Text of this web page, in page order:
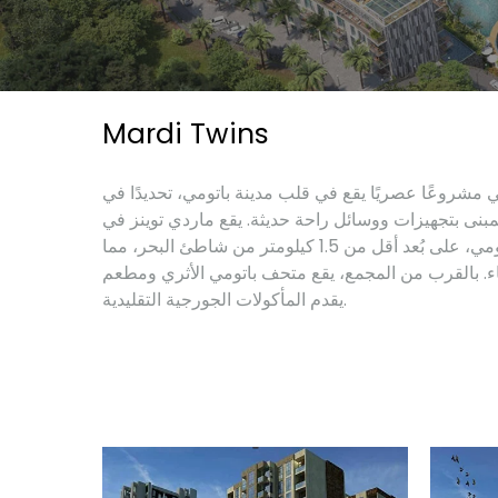
Mardi Twins
مشروعًا عصريًا يقع في قلب مدينة باتومي، تحديدًا في
بتجهيزات ووسائل راحة حديثة. يقع ماردي توينز في
منطقة هادئة ومريحة من باتومي، على بُعد أقل من 1.5 كيلومتر من شاطئ البحر، مما
بالقرب من المجمع، يقع متحف باتومي الأثري ومطعم
يقدم المأكولات الجورجية التقليدية.